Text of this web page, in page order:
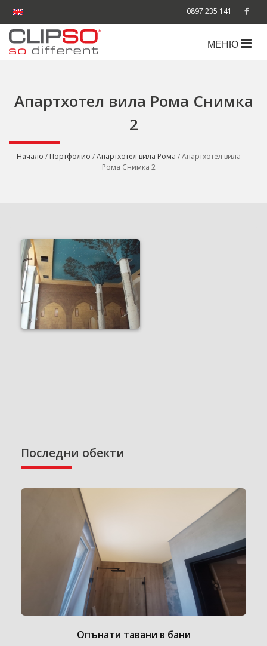
0897 235 141
МЕНЮ
Апартхотел вила Рома Снимка
2
Начало / Портфолио /Апартхотел вила Рома / Апартхотел вила
Рома Снимка 2
Последни обекти
Опънати тавани в бани